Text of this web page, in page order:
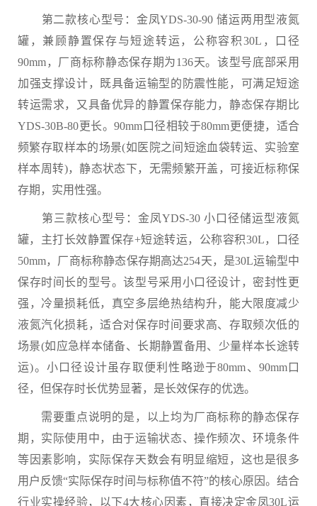
第二款核心型号：金凤YDS-30-90 储运两用型液氮
罐，兼顾静置保存与短途转运，公称容积30L，口径
90mm，厂商标称静态保存期为136天。该型号底部采用
加强支撑设计，既具备运输型的防震性能，可满足短途
转运需求，又具备优异的静置保存能力，静态保存期比
YDS-30B-80更长。90mm口径相较于80mm更便捷，适合
频繁存取样本的场景(如医院之间短途血袋转运、实验室
样本周转)，静态状态下，无需频繁开盖，可接近标称保
存期，实用性强。
第三款核心型号：金凤YDS-30 小口径储运型液氮
罐，主打长效静置保存+短途转运，公称容积30L，口径
50mm，厂商标称静态保存期高达254天，是30L运输型中
保存时间长的型号。该型号采用小口径设计，密封性更
强，冷量损耗低，真空多层绝热结构升，能大限度减少
液氮汽化损耗，适合对保存时间要求高、存取频次低的
场景(如应急样本储备、长期静置备用、少量样本长途转
运)。小口径设计虽存取便利性略逊于80mm、90mm口
径，但保存时长优势显著，是长效保存的优选。
需要重点说明的是，以上均为厂商标称的静态保存
期，实际使用中，由于运输状态、操作频次、环境条件
等因素影响，实际保存天数会有明显缩短，这也是很多
用户反馈“实际保存时间与标称值不符”的核心原因。结合
行业实操经验，以下4大核心因素，直接决定金凤30L运